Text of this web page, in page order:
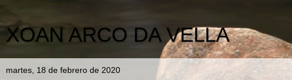
XOAN ARCO DA VELLA
martes, 18 de febrero de 2020